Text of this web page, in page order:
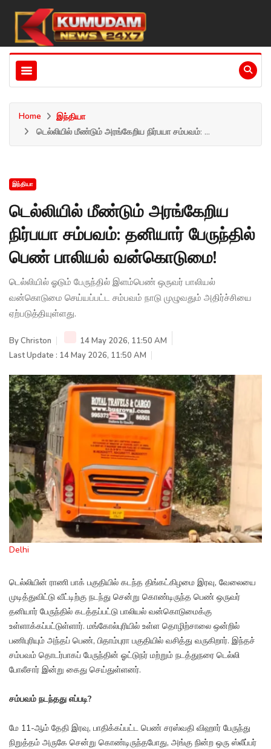
Home
இந்தியா
டெல்லியில் மீண்டும் அரங்கேறிய நிர்பயா சம்பவம்: ...
இந்தியா
டெல்லியில் மீண்டும் அரங்கேறிய
நிர்பயா சம்பவம்: தனியார் பேருந்தில்
பெண் பாலியல் வன்கொடுமை!
டெல்லியில் ஓடும் பேருந்தில் இளம்பெண் ஒருவர் பாலியல்
வன்கொடுமை செய்யப்பட்ட சம்பவம் நாடு முழுவதும் அதிர்ச்சியை
ஏற்படுத்தியுள்ளது.
ByChriston
14 May 2026, 11:50 AM
Last Update : 14 May 2026, 11:50 AM
Delhi
டெல்லியின் ராணி பாக் பகுதியில் கடந்த திங்கட்கிழமை இரவு, வேலையை
முடித்துவிட்டு வீட்டிற்கு நடந்து சென்று கொண்டிருந்த பெண் ஒருவர்
தனியார் பேருந்தில் கடத்தப்பட்டு பாலியல் வன்கொடுமைக்கு
உள்ளாக்கப்பட்டுள்ளார். மங்கோல்புரியில் உள்ள தொழிற்சாலை ஒன்றில்
பணிபுரியும் அந்தப் பெண், பிதாம்புரா பகுதியில் வசித்து வருகிறார். இந்தச்
சம்பவம் தொடர்பாகப் பேருந்தின் ஓட்டுநர் மற்றும் நடத்துநரை டெல்லி
போலீசார் இன்று கைது செய்துள்ளனர்.
சம்பவம் நடந்தது எப்படி?
மே 11-ஆம் தேதி இரவு, பாதிக்கப்பட்ட பெண் சரஸ்வதி விஹார் பேருந்து
நிறுத்தம் அருகே சென்று கொண்டிருந்தபோது, அங்கு நின்ற ஒரு ஸ்லீப்பர்